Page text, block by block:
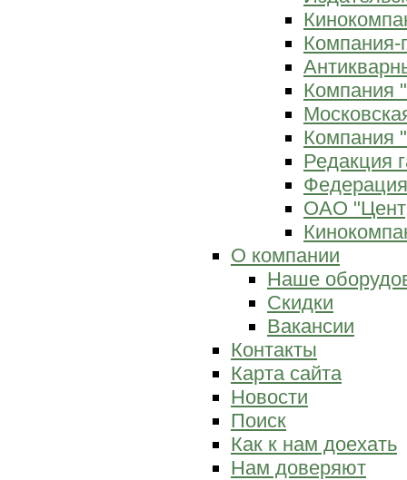
Компания-
Компания
Компания
Редакция
ОАО
О компании
Наше
Скидки
Вакансии
Контакты
Карта сайта
Новости
Поиск
Как к нам доехать
Нам доверяют